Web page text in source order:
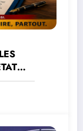
DE LA